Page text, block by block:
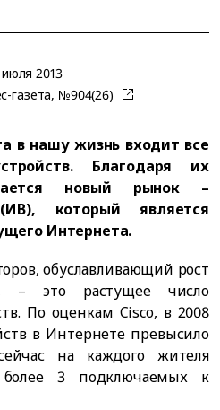
2013
газета, №904(26)
в нашу жизнь входит все
Благодаря их
новый рынок –
который является
Интернета.
обуславливающий рост
– это растущее число
По оценкам Cisco, в 2008
в Интернете превысило
на каждого жителя
более 3 подключаемых к